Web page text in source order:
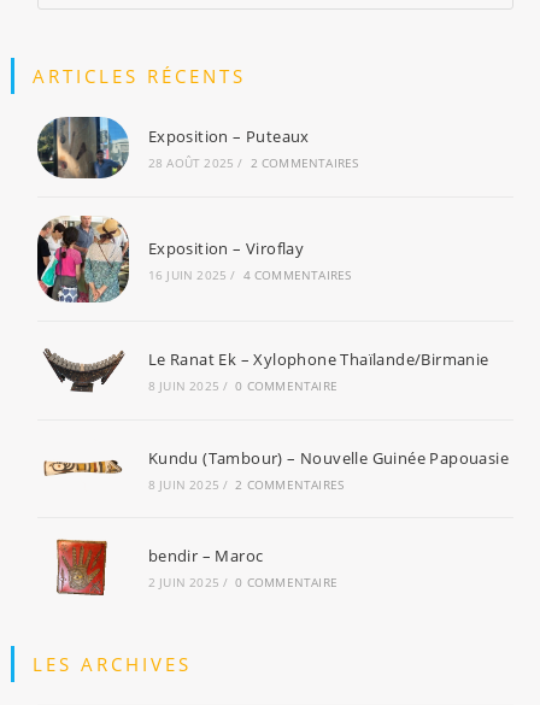
ARTICLES RÉCENTS
Exposition – Puteaux
28 AOÛT 2025 / 2 COMMENTAIRES
Exposition – Viroflay
16 JUIN 2025 / 4 COMMENTAIRES
Le Ranat Ek – Xylophone Thaïlande/Birmanie
8 JUIN 2025 / 0 COMMENTAIRE
Kundu (Tambour) – Nouvelle Guinée Papouasie
8 JUIN 2025 / 2 COMMENTAIRES
bendir – Maroc
2 JUIN 2025 / 0 COMMENTAIRE
LES ARCHIVES